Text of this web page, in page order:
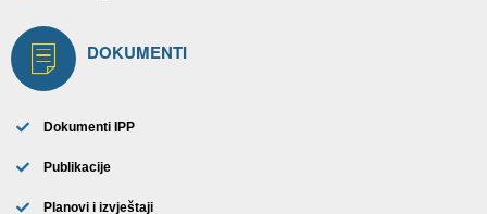
DOKUMENTI
Dokumenti IPP
Publikacije
Planovi i izvještaji